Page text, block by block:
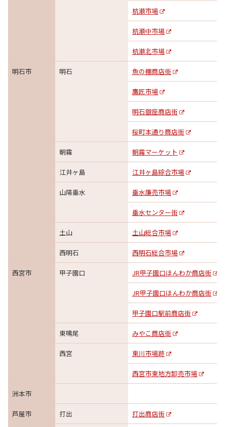
杭瀬市場
杭瀬中市場
杭瀬北市場
明石市 明石 魚の棚商店街
鷹匠市場
明石銀座商店街
桜町本通り商店街
朝霧 朝霧マーケット
江井ヶ島 江井ヶ島綜合市場
山陽垂水 垂水廉売市場
垂水センター街
土山 土山総合市場
西明石 西明石総合市場
西宮市 甲子園口 JR甲子園口ほんわか商店街
JR甲子園口ほんわか商店街
甲子園口駅前商店街
東鳴尾 みやこ商店街
西宮 東川市場跡
西宮市東地方卸売市場
洲本市
芦屋市 打出 打出商店街